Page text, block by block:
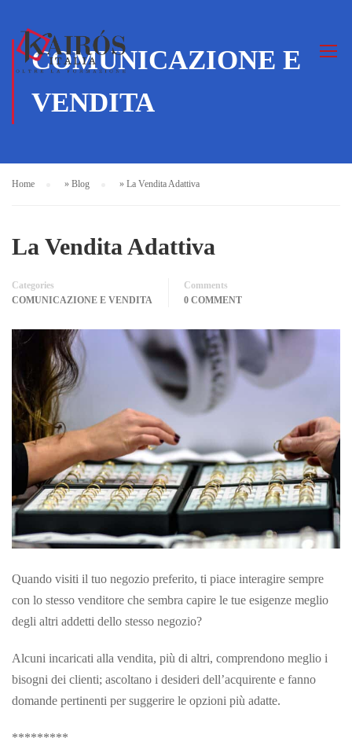
COMUNICAZIONE E
VENDITA
Home » Blog » La Vendita Adattiva
La Vendita Adattiva
Categories
COMUNICAZIONE E VENDITA
Comments
0 COMMENT
Quando visiti il ​​tuo negozio preferito, ti piace interagire sempre
con lo stesso venditore che sembra capire le tue esigenze meglio
degli altri addetti dello stesso negozio?
Alcuni incaricati alla vendita, più di altri, comprendono meglio i
bisogni dei clienti; ascoltano i desideri dell’acquirente e fanno
domande pertinenti per suggerire le opzioni più adatte.
*********